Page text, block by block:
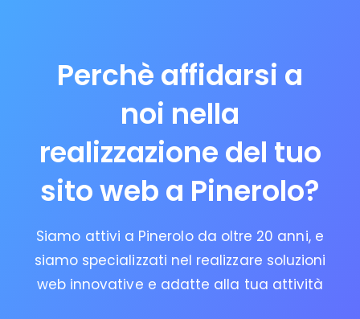
Perchè affidarsi a
noi nella
realizzazione del tuo
sito web a Pinerolo?
Siamo attivi a Pinerolo da oltre 20 anni, e
siamo specializzati nel realizzare soluzioni
web innovative e adatte alla tua attività